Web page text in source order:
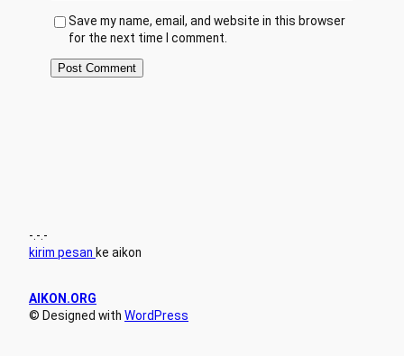
Save my name, email, and website in this browser
for the next time I comment.
-.-.-
kirim pesan ke aikon
AIKON.ORG
© Designed with WordPress